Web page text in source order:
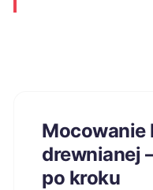
Mocowanie
drewnianej
po kroku